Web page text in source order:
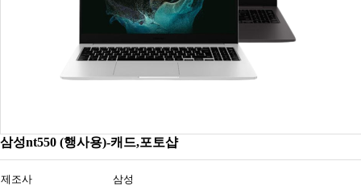
삼성nt550 (행사용)-캐드,포토샵
제조사 삼성